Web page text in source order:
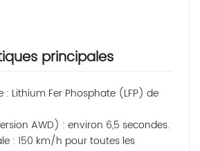
principales
: Lithium Fer Phosphate (LFP) de
AWD) : environ 6,5 secondes.
: 150 km/h pour toutes les